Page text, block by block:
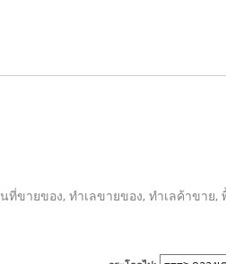
ขายของ, ทําเลขายของ, ทำเลค้าขาย,